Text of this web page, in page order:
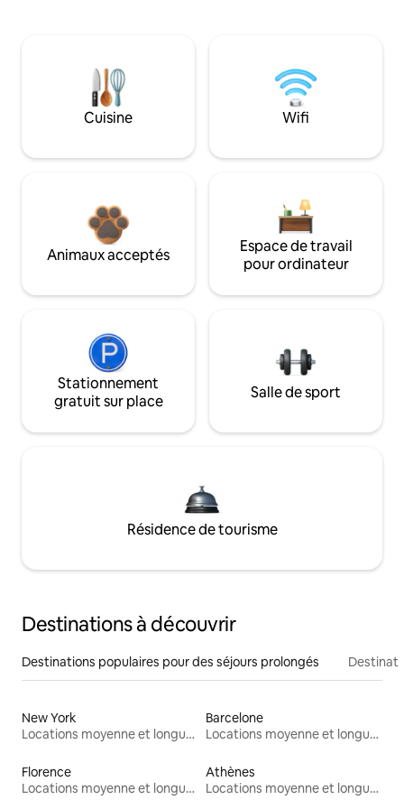
Cuisine Wifi
Animaux acceptés
Espace de travail
pour ordinateur
Stationnement
gratuit sur place
Salle de sport
Résidence de tourisme
Destinations à découvrir
Destinations populaires pour des séjours prolongés
New York
Locations moyenne et longue durée
Barcelone
Locations moyenne et longue durée
Florence
Locations moyenne et longue durée
Athènes
Locations moyenne et longue durée